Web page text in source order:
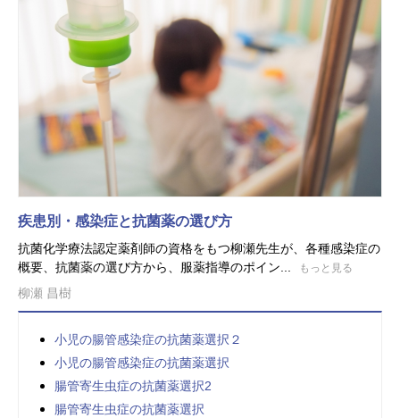
疾患別・感染症と抗菌薬の選び方
抗菌化学療法認定薬剤師の資格をもつ柳瀬先生が、各種感染症の
概要、抗菌薬の選び方から、服薬指導のポイン...
もっと見る
柳瀬 昌樹
小児の腸管感染症の抗菌薬選択２
小児の腸管感染症の抗菌薬選択
腸管寄生虫症の抗菌薬選択2
腸管寄生虫症の抗菌薬選択